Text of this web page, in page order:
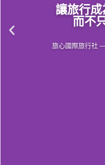
讓旅行成
而不
旅心國際旅行社